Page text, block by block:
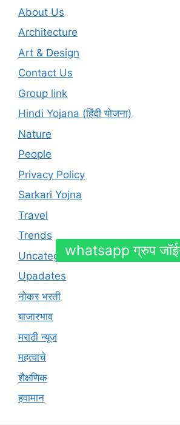
About Us
Architecture
Art & Design
Contact Us
Group link
Hindi Yojana (हिंदी योजना)
Nature
People
Privacy Policy
Sarkari Yojna
Travel
Trends
Uncategorized
Upadates
नोकर भरती
बाजारभाव
मराठी न्यूज
महत्वाचे
शैक्षणिक
हवामान